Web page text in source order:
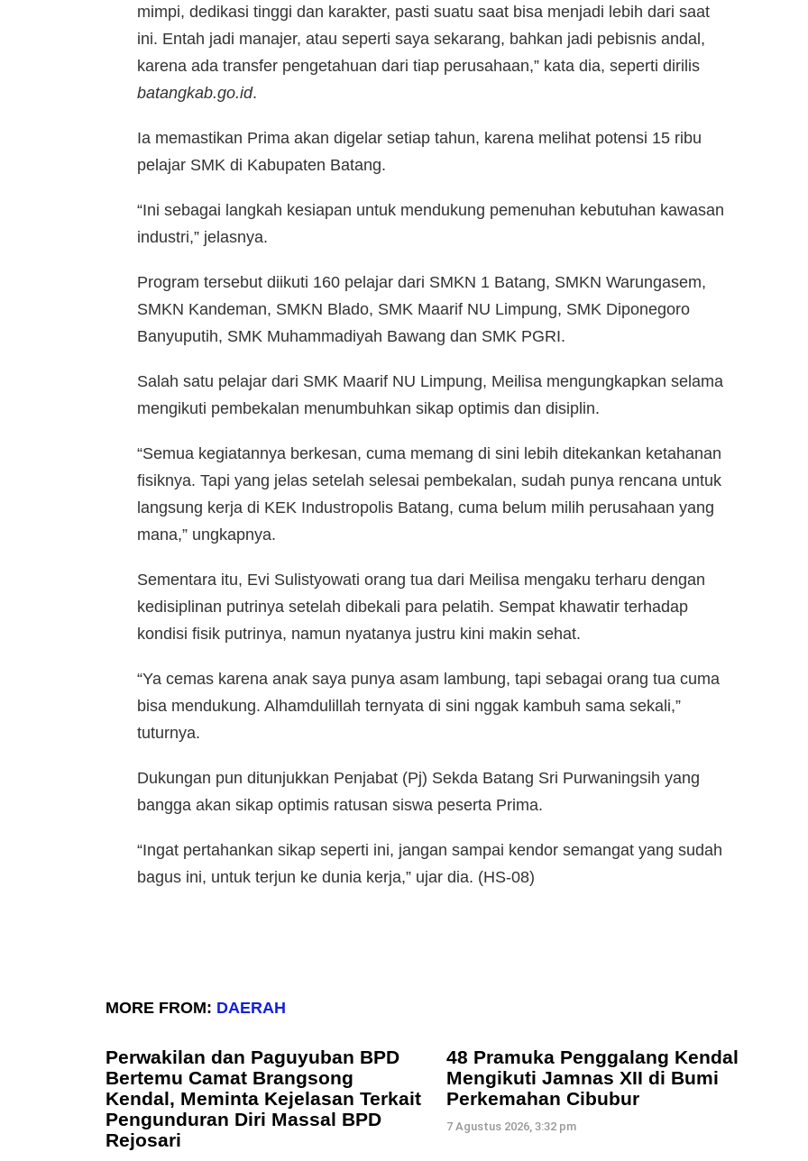
mimpi, dedikasi tinggi dan karakter, pasti suatu saat bisa menjadi lebih dari saat
ini. Entah jadi manajer, atau seperti saya sekarang, bahkan jadi pebisnis andal,
karena ada transfer pengetahuan dari tiap perusahaan,” kata dia, seperti dirilis
batangkab.go.id.
Ia memastikan Prima akan digelar setiap tahun, karena melihat potensi 15 ribu
pelajar SMK di Kabupaten Batang.
“Ini sebagai langkah kesiapan untuk mendukung pemenuhan kebutuhan kawasan
industri,” jelasnya.
Program tersebut diikuti 160 pelajar dari SMKN 1 Batang, SMKN Warungasem,
SMKN Kandeman, SMKN Blado, SMK Maarif NU Limpung, SMK Diponegoro
Banyuputih, SMK Muhammadiyah Bawang dan SMK PGRI.
Salah satu pelajar dari SMK Maarif NU Limpung, Meilisa mengungkapkan selama
mengikuti pembekalan menumbuhkan sikap optimis dan disiplin.
“Semua kegiatannya berkesan, cuma memang di sini lebih ditekankan ketahanan
fisiknya. Tapi yang jelas setelah selesai pembekalan, sudah punya rencana untuk
langsung kerja di KEK Industropolis Batang, cuma belum milih perusahaan yang
mana,” ungkapnya.
Sementara itu, Evi Sulistyowati orang tua dari Meilisa mengaku terharu dengan
kedisiplinan putrinya setelah dibekali para pelatih. Sempat khawatir terhadap
kondisi fisik putrinya, namun nyatanya justru kini makin sehat.
“Ya cemas karena anak saya punya asam lambung, tapi sebagai orang tua cuma
bisa mendukung. Alhamdulillah ternyata di sini nggak kambuh sama sekali,”
tuturnya.
Dukungan pun ditunjukkan Penjabat (Pj) Sekda Batang Sri Purwaningsih yang
bangga akan sikap optimis ratusan siswa peserta Prima.
“Ingat pertahankan sikap seperti ini, jangan sampai kendor semangat yang sudah
bagus ini, untuk terjun ke dunia kerja,” ujar dia. (HS-08)
MORE FROM: DAERAH
Perwakilan dan Paguyuban BPD
Bertemu Camat Brangsong
Kendal, Meminta Kejelasan Terkait
Pengunduran Diri Massal BPD
Rejosari
48 Pramuka Penggalang Kendal
Mengikuti Jamnas XII di Bumi
Perkemahan Cibubur
7 Agustus 2026, 3:32 pm